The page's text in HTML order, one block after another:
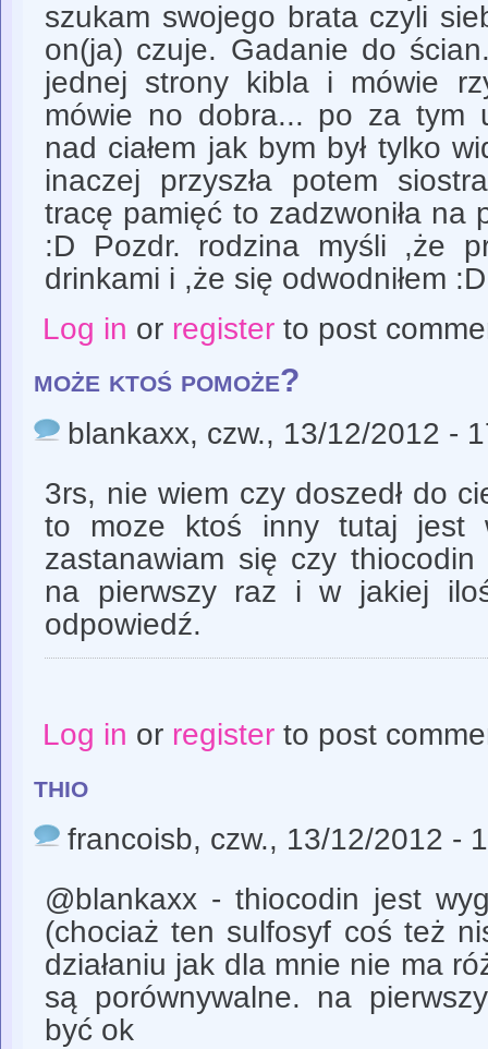
szukam swojego brata czyli
on(ja) czuje. Gadanie do
jednej strony kibla i mówie
mówie no dobra... po za tym
nad ciałem jak bym był tylko
inaczej przyszła potem
tracę pamięć to zadzwoniła na
:D Pozdr. rodzina myśli ,że
drinkami i ,że się odwodniłem :D
Log in or registerto post
może ktoś pomoże?
blankaxx, czw., 13/12/2012 -
3rs, nie wiem czy doszedł do
to moze ktoś inny tutaj jest
zastanawiam się czy
na pierwszy raz i w jakiej
odpowiedź.
Log in or registerto post
thio
francoisb, czw., 13/12/2012 -
@blankaxx - thiocodin jest
(chociaż ten sulfosyf coś też
działaniu jak dla mnie nie ma
są porównywalne. na
być ok